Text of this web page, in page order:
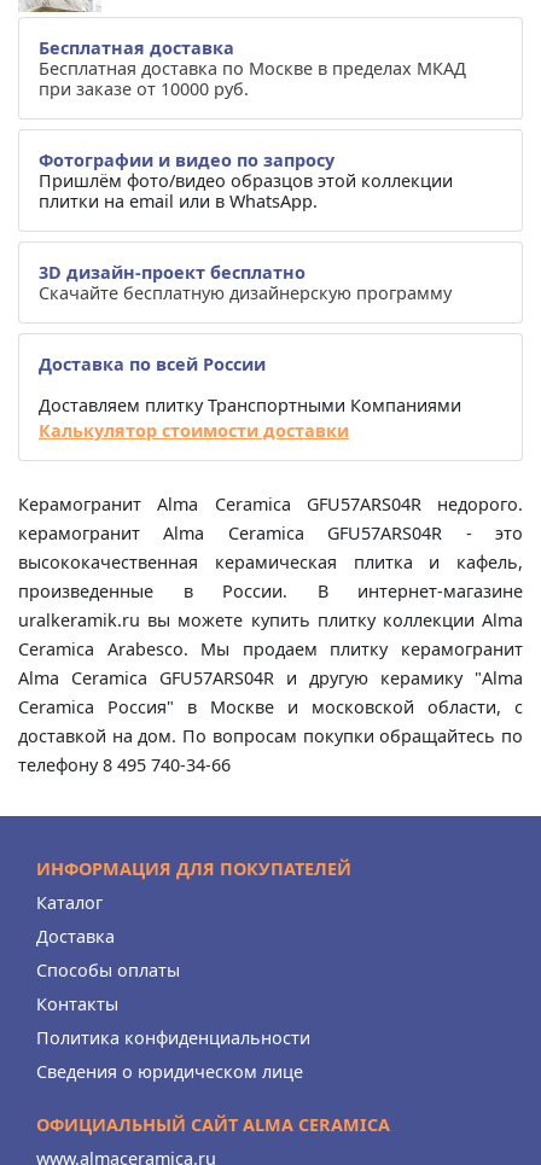
Бесплатная доставка
Бесплатная доставка по Москве в пределах МКАД
при заказе от 10000 руб.
Фотографии и видео по запросу
Пришлём фото/видео образцов этой коллекции
плитки на email или в WhatsApp.
3D дизайн-проект бесплатно
Скачайте бесплатную дизайнерскую программу
Доставка по всей России
Доставляем плитку Транспортными Компаниями
Калькулятор стоимости доставки
Керамогранит Alma Ceramica GFU57ARS04R недорого.
керамогранит Alma Ceramica GFU57ARS04R - это
высококачественная керамическая плитка и кафель,
произведенные в России. В интернет-магазине
uralkeramik.ru вы можете купить плитку коллекции Alma
Ceramica Arabesco. Мы продаем плитку керамогранит
Alma Ceramica GFU57ARS04R и другую керамику "Alma
Ceramica Россия" в Москве и московской области, с
доставкой на дом. По вопросам покупки обращайтесь по
телефону 8 495 740-34-66
ИНФОРМАЦИЯ ДЛЯ ПОКУПАТЕЛЕЙ
Каталог
Доставка
Способы оплаты
Контакты
Политика конфиденциальности
Сведения о юридическом лице
ОФИЦИАЛЬНЫЙ САЙТ ALMA CERAMICA
www.almaceramica.ru